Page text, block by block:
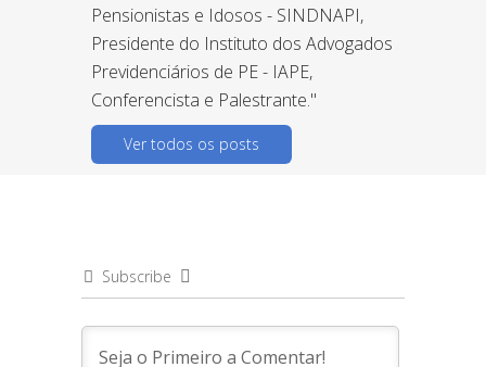
Pensionistas e Idosos - SINDNAPI,
Presidente do Instituto dos Advogados
Previdenciários de PE - IAPE,
Conferencista e Palestrante."
Ver todos os posts
Subscribe